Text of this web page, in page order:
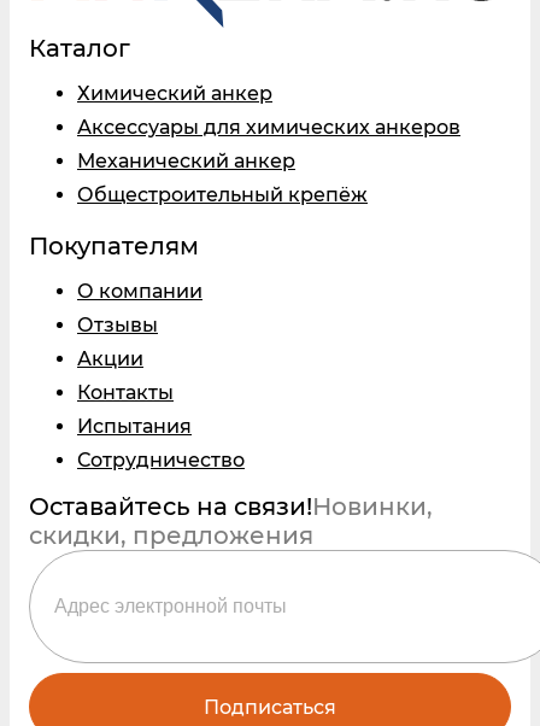
Каталог
Химический анкер
Аксессуары для химических анкеров
Механический анкер
Общестроительный крепёж
Покупателям
О компании
Отзывы
Акции
Контакты
Испытания
Сотрудничество
Оставайтесь на связи!Новинки,
скидки, предложения
Подписаться